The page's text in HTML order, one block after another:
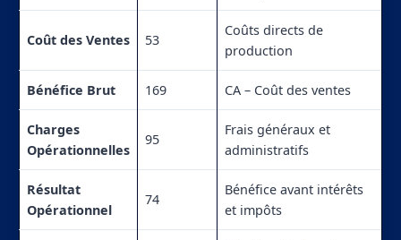
Coût des Ventes 53
Coûts directs de
production
Bénéfice Brut 169 CA – Coût des ventes
Charges
Opérationnelles
95
Frais généraux et
administratifs
Résultat
Opérationnel
74
Bénéfice avant intérêts
et impôts